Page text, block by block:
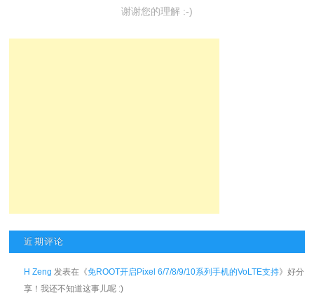
谢谢您的理解 :-)
近期评论
H Zeng 发表在《免ROOT开启Pixel 6/7/8/9/10系列手机的VoLTE支持》好分
享！我还不知道这事儿呢 :)